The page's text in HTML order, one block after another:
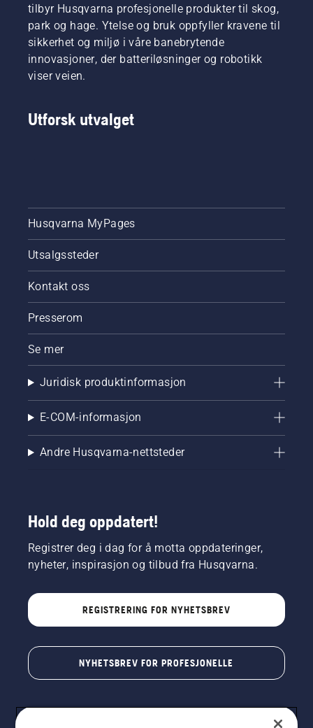
tilbyr Husqvarna profesjonelle produkter til skog,
park og hage. Ytelse og bruk oppfyller kravene til
sikkerhet og miljø i våre banebrytende
innovasjoner, der batteriløsninger og robotikk
viser veien.
Utforsk utvalget
Husqvarna MyPages
Utsalgssteder
Kontakt oss
Presserom
Se mer
Juridisk produktinformasjon
E-COM-informasjon
Andre Husqvarna-nettsteder
Hold deg oppdatert!
Registrer deg i dag for å motta oppdateringer,
nyheter, inspirasjon og tilbud fra Husqvarna.
REGISTRERING FOR NYHETSBREV
NYHETSBREV FOR PROFESJONELLE